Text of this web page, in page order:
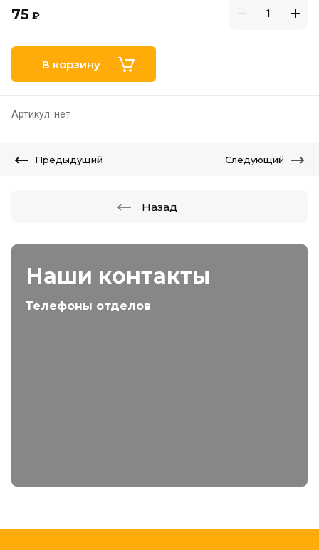
Наши контакты
Телефоны отделов
75 ₽
В корзину
Артикул: нет
Предыдущий Следующий
Назад